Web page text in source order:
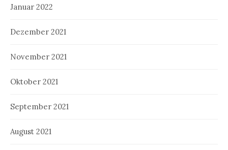
Januar 2022
Dezember 2021
November 2021
Oktober 2021
September 2021
August 2021